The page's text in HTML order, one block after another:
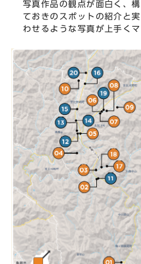
写真作品の観点が面白く、
ておきのスポットの紹介と
わせるような写真が上手くマ